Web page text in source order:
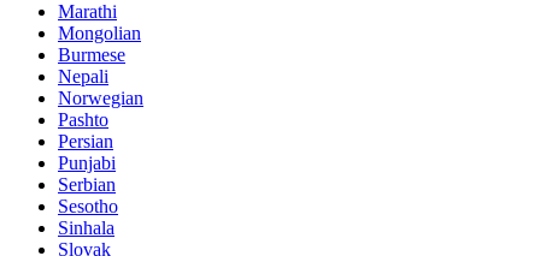
Marathi
Mongolian
Burmese
Nepali
Norwegian
Pashto
Persian
Punjabi
Serbian
Sesotho
Sinhala
Slovak